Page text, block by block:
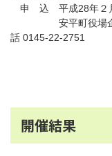
申 込 平成28年２月
安平町役場企画財
話 0145-22-2751
開催結果